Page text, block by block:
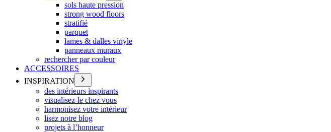
sols haute pression
strong wood floors
stratifié
parquet
lames & dalles vinyle
panneaux muraux
rechercher par couleur
ACCESSOIRES
INSPIRATION
des intérieurs inspirants
visualisez-le chez vous
harmonisez votre intérieur
lisez notre blog
projets à l’honneur